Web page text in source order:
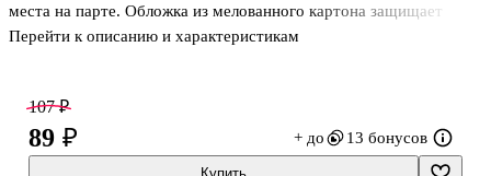
места на парте. Обложка из мелованного картона защищает
листы в рюкзаке и добавляет настроения милой иллюстрацией.
Перейти к описанию и характеристикам
107 ₽
89 ₽ + до 13 бонусов